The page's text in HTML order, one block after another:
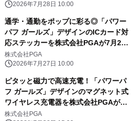
2026年7月28日 10:00
通学・通勤をポップに彩る◎「パワー
パフ ガールズ」デザインのICカード対
応ステッカーを株式会社PGAが7月24
日発売
株式会社PGA
2026年7月27日 10:00
ピタッと磁力で高速充電！「パワーパ
フ ガールズ」デザインのマグネット式
ワイヤレス充電器を株式会社PGAが7
月24日発売
株式会社PGA